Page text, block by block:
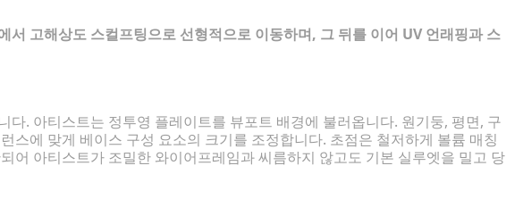
서 고해상도 스컬프팅으로 선형적으로 이동하며, 그 뒤를 이어 UV 언래핑과 스
다. 아티스트는 정투영 플레이트를 뷰포트 배경에 불러옵니다. 원기둥, 평면, 구
스에 맞게 베이스 구성 요소의 크기를 조정합니다. 초점은 철저하게 볼륨 매칭
어 아티스트가 조밀한 와이어프레임과 씨름하지 않고도 기본 실루엣을 밀고 당